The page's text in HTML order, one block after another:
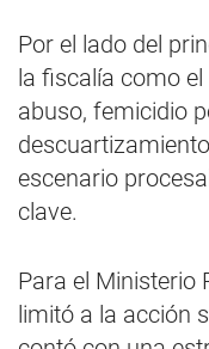
Por el lado del
la fiscalía como
abuso, femicidio
escenario
clave.
Para el Ministerio
limitó a la acción